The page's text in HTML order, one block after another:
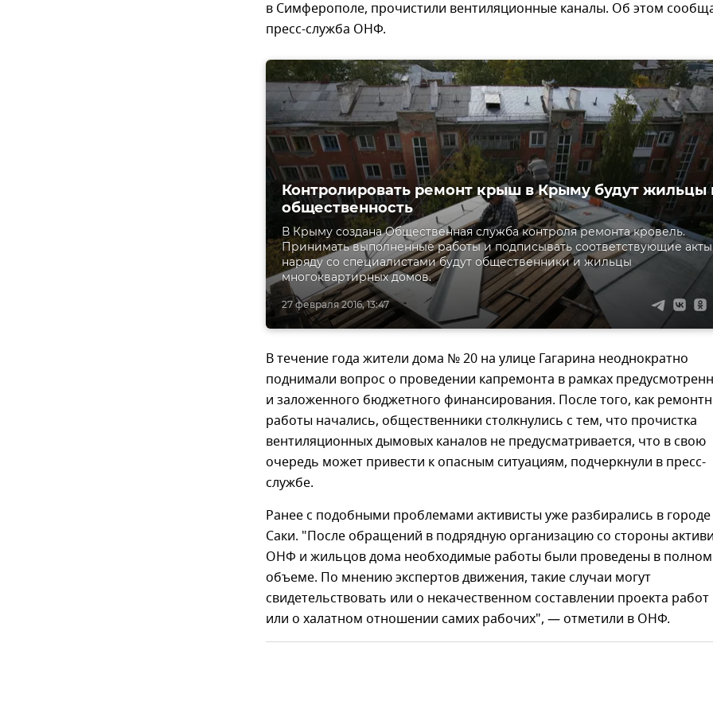
в Симферополе, прочистили вентиляционные каналы. Об этом
пресс-служба ОНФ.
27 февраля 2016, 13:47
Контролировать ремонт крыш в Крыму будут жильцы
общественность
В Крыму создана Общественная служба контроля ремонта кровель.
Принимать выполненные работы и подписывать соответствующие акты
наряду со специалистами будут общественники и жильцы
многоквартирных домов.
В течение года жители дома № 20 на улице Гагарина неоднократно
поднимали вопрос о проведении капремонта в рамках
и заложенного бюджетного финансирования. После того, как
работы начались, общественники столкнулись с тем, что прочистка
вентиляционных дымовых каналов не предусматривается, что в свою
очередь может привести к опасным ситуациям, подчеркнули в пресс-
службе.
Ранее с подобными проблемами активисты уже разбирались в городе
Саки. "После обращений в подрядную организацию со стороны
ОНФ и жильцов дома необходимые работы были проведены в полном
объеме. По мнению экспертов движения, такие случаи могут
свидетельствовать или о некачественном составлении проекта работ
или о халатном отношении самих рабочих", — отметили в ОНФ.